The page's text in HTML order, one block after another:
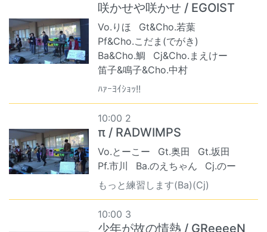
咲かせや咲かせ / EGOIST
Vo.りほ
Gt&Cho.若葉
Pf&Cho.こだま(でがき)
Ba&Cho.鯛
Cj&Cho.まえけー
笛子&鳴子&Cho.中村
ﾊｧｰﾖｲｼｮｯ!!
10:00 2
π / RADWIMPS
Vo.とーこー Gt.奥田
Gt.坂田
Pf.市川
Ba.のえちゃん
Cj.のー
もっと練習します(Ba)(Cj)
10:00 3
少年が故の情熱 / GReeeeN